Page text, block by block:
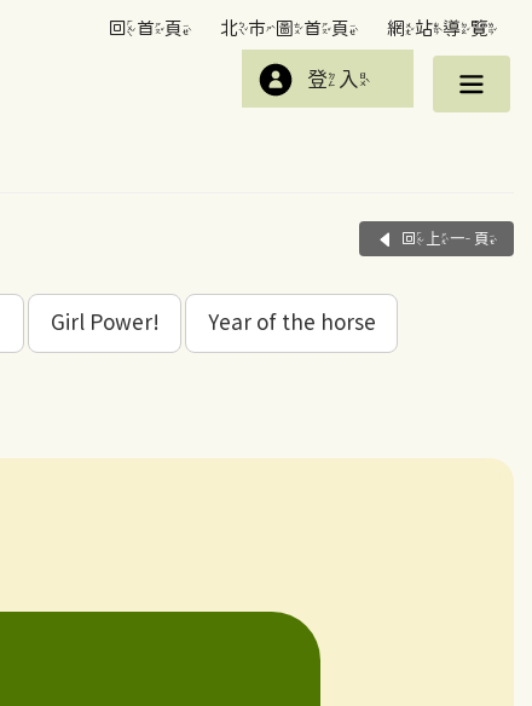
回首頁 北市圖首頁 網站導覽
登入
回上一頁
Girl Power! Year of the horse